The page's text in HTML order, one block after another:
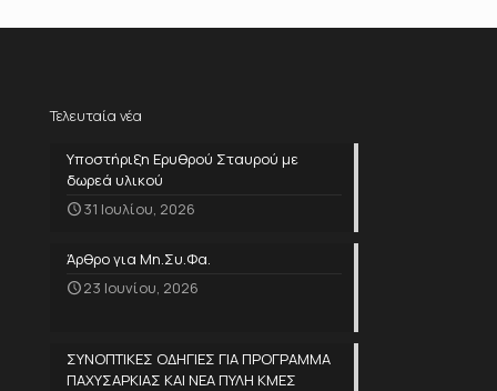
Τελευταία νέα
Υποστήριξη Ερυθρού Σταυρού με
δωρεά υλικού
31 Ιουλίου, 2026
Άρθρο για Μη.Συ.Φα.
23 Ιουνίου, 2026
ΣΥΝΟΠΤΙΚΕΣ ΟΔΗΓΙΕΣ ΓΙΑ ΠΡΟΓΡΑΜΜΑ
ΠΑΧΥΣΑΡΚΙΑΣ ΚΑΙ ΝΕΑ ΠΥΛΗ ΚΜΕΣ